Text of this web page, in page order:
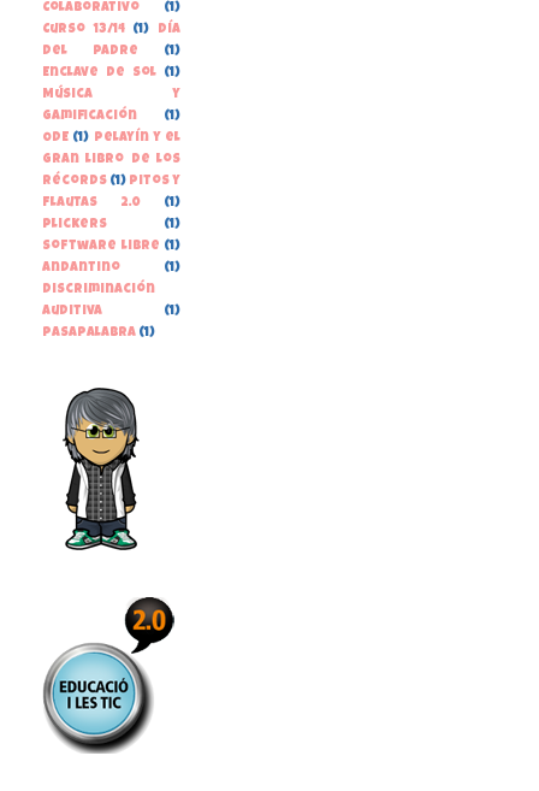
Colaborativo
(1)
Curso 13/14
(1)
Día
del Padre
(1)
Enclave de Sol
(1)
Música y
gamificación
(1)
ODE (1)
Pelayín y el
gran libro de los
récords (1) Pitos y
Flautas 2.0
(1)
Plickers
(1)
Software libre (1)
andantino
(1)
discriminación
auditiva
(1)
pasapalabra (1)